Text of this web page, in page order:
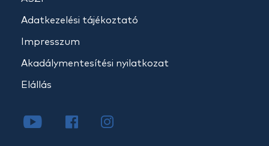
Adatkezelési tájékoztató
Impresszum
Akadálymentesítési nyilatkozat
Elállás